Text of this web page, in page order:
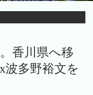
香川県へ移
波多野裕文を